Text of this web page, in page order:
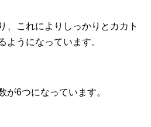
、これによりしっかりとカカト
ようになっています。
が6つになっています。